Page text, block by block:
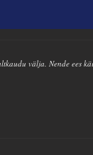
välja. Nende ees